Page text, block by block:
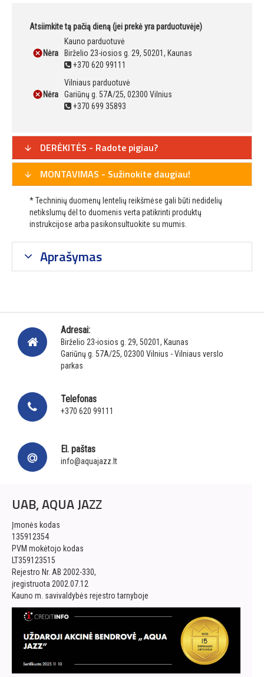
Atsiimkite tą pačią dieną (jei prekė yra parduotuvėje)
Nėra
Kauno parduotuvė
Birželio 23-iosios g. 29, 50201, Kaunas
+370 620 99111
Nėra
Vilniaus parduotuvė
Gariūnų g. 57A/25, 02300 Vilnius
+370 699 35893
DERĖKITĖS - Radote pigiau?
MONTAVIMAS - Sužinokite daugiau!
* Techninių duomenų lentelių reikšmėse gali būti nedidelių
netikslumų dėl to duomenis verta patikrinti produktų
instrukcijose arba pasikonsultuokite su mumis.
Aprašymas
Adresai:
Birželio 23-iosios g. 29, 50201, Kaunas
Gariūnų g. 57A/25, 02300 Vilnius - Vilniaus verslo
parkas
Telefonas
+370 620 99111
El. paštas
info@aquajazz.lt
UAB, AQUA JAZZ
Įmonės kodas
135912354
PVM mokėtojo kodas
LT359123515
Rejestro Nr. AB 2002-330,
įregistruota 2002.07.12
Kauno m. savivaldybės rejestro tarnyboje